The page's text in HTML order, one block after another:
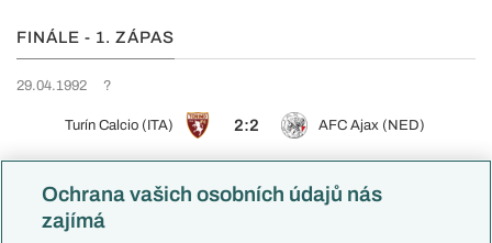
FINÁLE - 1. ZÁPAS
29.04.1992 ?
Turín Calcio (ITA) 2:2 AFC Ajax (NED)
FINÁLE - ODVETA
Ochrana vašich osobních údajů nás
zajímá